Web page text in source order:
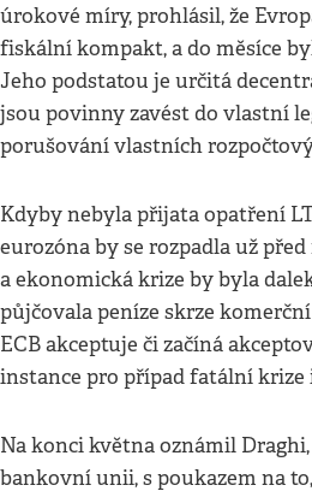
úrokové míry, prohlásil, že
fiskální kompakt, a do měsíce
Jeho podstatou je určitá
jsou povinny zavést do vlastní
porušování vlastních
Kdyby nebyla přijata opatření
eurozóna by se rozpadla už
a ekonomická krize by byla
půjčovala peníze skrze
ECB akceptuje či začíná
instance pro případ fatální krize
Na konci května oznámil
bankovní unii, s poukazem na